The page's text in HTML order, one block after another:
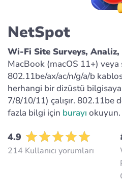
NetSpot
Wi-Fi Site Surveys, Analiz,
MacBook (macOS 11+)
802.11be/ax/ac/n/g/a/b
herhangi bir dizüstü
7/8/10/11) çalışır. 802.11be
fazla bilgi için burayı okuyun.
4.9
214 Kullanıcı yorumları